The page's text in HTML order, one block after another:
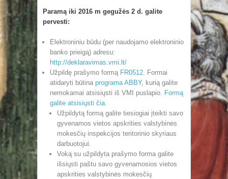
Paramą iki 2016 m gegužės 2 d. galite
pervesti:
Elektroniniu būdu (per naudojamo elektroninio
banko prieigą) adresu:
http://deklaravimas.vmi.lt/
Užpildę prašymo formą FR0512. Formai
atidaryti būtina programa ABBY, kurią galite
nemokamai atsisiųsti iš VMI puslapio. Formą
galite atsisiųsti čia.
Užpildytą formą galite tiesiogiai įteikti savo
gyvenamos vietos apskrities valstybinės
mokesčių inspekcijos teritorinio skyriaus
darbuotojui.
Voką su užpildyta prašymo forma galite
išsiųsti paštu savo gyvenamosios vietos
apskrities valstybinės mokesčių